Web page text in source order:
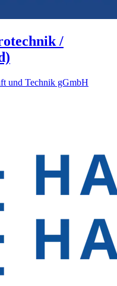
/
und Technik gGmbH